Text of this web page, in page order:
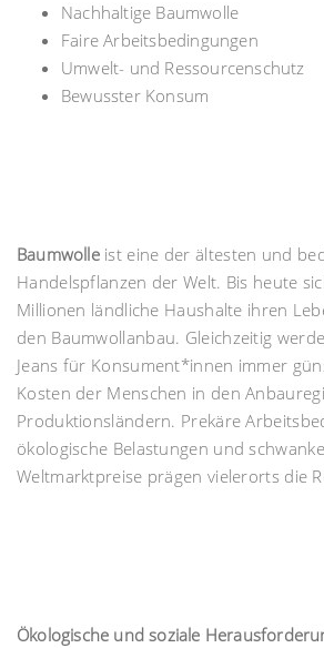
Nachhaltige Baumwolle
Faire Arbeitsbedingungen
Umwelt- und Ressourcenschutz
Bewusster Konsum
Baumwolleist eine der ältesten und
Handelspflanzen der Welt. Bis heute
Millionen ländliche Haushalte ihren
den Baumwollanbau. Gleichzeitig
Jeans für Konsument*innen immer
Kosten der Menschen in den
Produktionsländern. Prekäre
ökologische Belastungen und
Weltmarktpreise prägen vielerorts die
Ökologische und soziale